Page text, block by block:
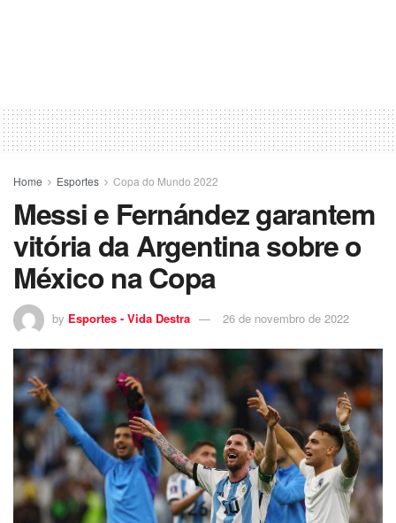
Home Esportes Copa do Mundo 2022
Messi e Fernández garantem
vitória da Argentina sobre o
México na Copa
by Esportes - Vida Destra 26 de novembro de 2022